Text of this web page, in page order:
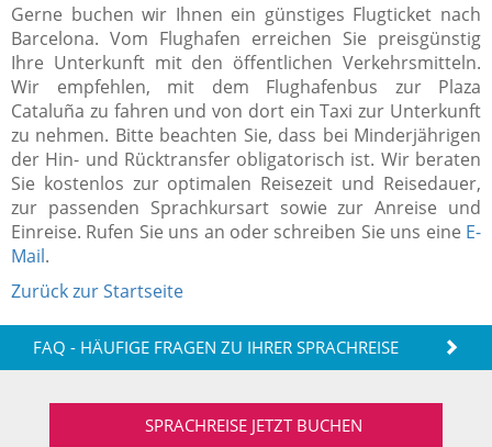
Gerne buchen wir Ihnen ein günstiges Flugticket nach
Barcelona. Vom Flughafen erreichen Sie preisgünstig
Ihre Unterkunft mit den öffentlichen Verkehrsmitteln.
Wir empfehlen, mit dem Flughafenbus zur Plaza
Cataluña zu fahren und von dort ein Taxi zur Unterkunft
zu nehmen. Bitte beachten Sie, dass bei Minderjährigen
der Hin- und Rücktransfer obligatorisch ist. Wir beraten
Sie kostenlos zur optimalen Reisezeit und Reisedauer,
zur passenden Sprachkursart sowie zur Anreise und
Einreise. Rufen Sie uns an oder schreiben Sie uns eine E-
Mail.
Zurück zur Startseite
FAQ - HÄUFIGE FRAGEN ZU IHRER SPRACHREISE
SPRACHREISE JETZT BUCHEN